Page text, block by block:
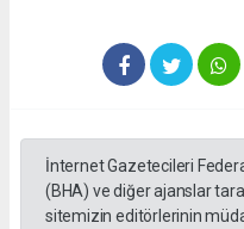
İnternet Gazetecileri
(BHA) ve diğer ajanslar
sitemizin editörlerinin